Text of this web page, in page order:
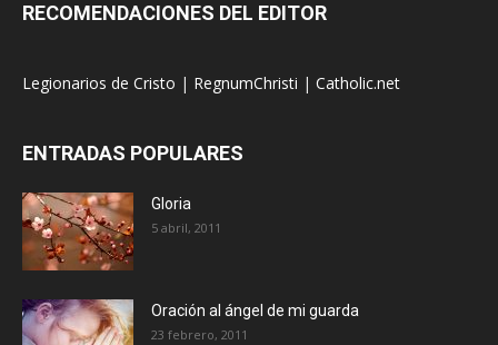
RECOMENDACIONES DEL EDITOR
Legionarios de Cristo | RegnumChristi | Catholic.net
ENTRADAS POPULARES
Gloria
5 abril, 2011
Oración al ángel de mi guarda
23 febrero, 2011